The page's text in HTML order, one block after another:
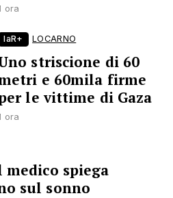
ora
laR+ LOCARNO
striscione di 60
e 60mila firme
le vittime di Gaza
ora
spiega
sul sonno